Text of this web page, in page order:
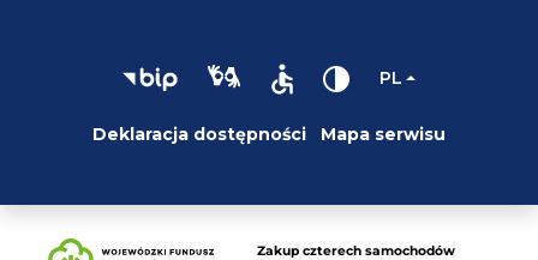
PL
Deklaracja dostępności Mapa serwisu